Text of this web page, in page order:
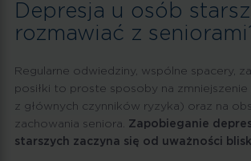
Depresja u osób
rozmawiać z
Regularne odwiedziny, wspólne spacery,
posiłki to proste sposoby na
z głównych czynników ryzyka) oraz na
zachowania seniora. Zapobieganie
starszych zaczyna się od uważności